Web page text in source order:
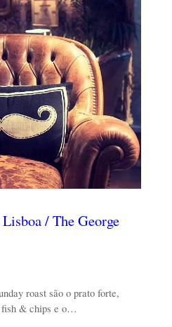
/ The George
roast são o prato forte,
fish & chips e o…